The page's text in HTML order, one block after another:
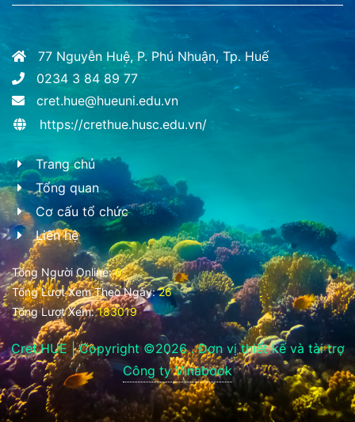
77 Nguyễn Huệ, P. Phú Nhuận, Tp. Huế
0234 3 84 89 77
cret.hue@hueuni.edu.vn
https://crethue.husc.edu.vn/
Trang chủ
Tổng quan
Cơ cấu tổ chức
Liên hệ
Tổng Người Online:0
Tổng Lượt Xem Theo Ngày:26
Tổng Lượt Xem:183019
Cret.HUE | Copyright ©2026 . Đơn vị thiết kế và tài trợ
Công ty Vinabook